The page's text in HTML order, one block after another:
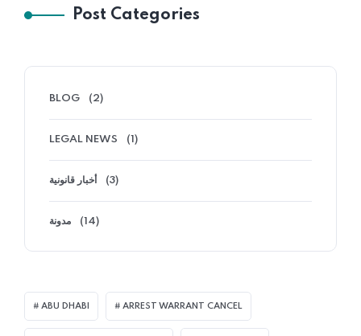
Post Categories
BLOG (2)
LEGAL NEWS (1)
أخبار قانونية (3)
مدونة (14)
ABU DHABI ARREST WARRANT CANCEL